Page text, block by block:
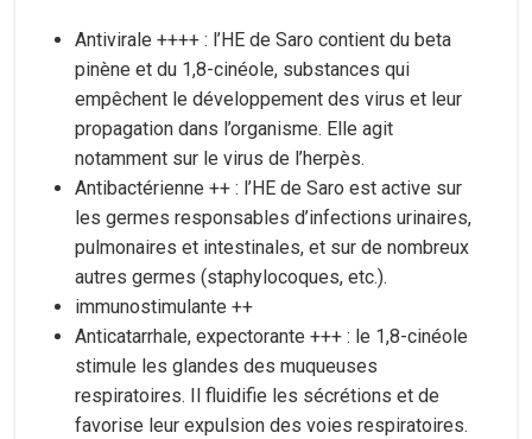
Antivirale ++++ : l’HE de Saro contient du beta
pinène et du 1,8-cinéole, substances qui
empêchent le développement des virus et leur
propagation dans l’organisme. Elle agit
notamment sur le virus de l’herpès.
Antibactérienne ++ : l’HE de Saro est active sur
les germes responsables d’infections urinaires,
pulmonaires et intestinales, et sur de nombreux
autres germes (staphylocoques, etc.).
immunostimulante ++
Anticatarrhale, expectorante +++ : le 1,8-cinéole
stimule les glandes des muqueuses
respiratoires. Il fluidifie les sécrétions et de
favorise leur expulsion des voies respiratoires.